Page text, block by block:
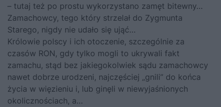
– tutaj też po prostu wykorzystano zamęt bitewny…
Zamachowcy, tego który strzelał do Zygmunta
Starego, nigdy nie udało się ująć…
Królowie polscy i ich otoczenie, szczególnie za
czasów RON, gdy tylko mogli to ukrywali fakt
zamachu, stąd bez jakiegokolwiek sądu zamachowcy
nawet dobrze urodzeni, najczęściej „gnili” do końca
życia w więzieniu i, lub ginęli w niewyjaśnionych
okolicznościach, a…